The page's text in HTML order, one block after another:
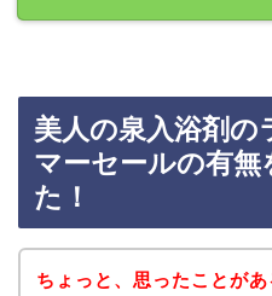
美人の泉入浴剤の
マーセールの有
た！
ちょっと、思ったことが